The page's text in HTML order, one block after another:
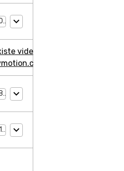
0
video ma jambe avant
video/
8
11